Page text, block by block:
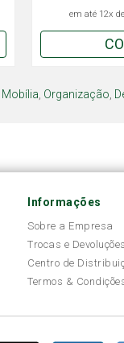
em até 12x de
Mobília Organização
Informações
Sobre a Empresa
Trocas e Devoluções
Centro de
Termos &